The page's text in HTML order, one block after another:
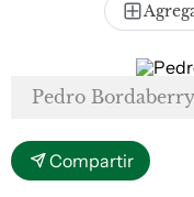
Pedro Bordaberry
Compartir